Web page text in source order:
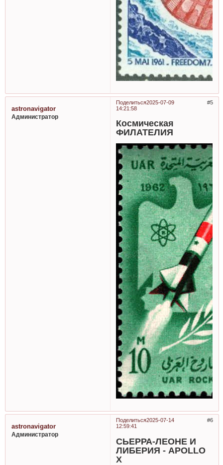
Поделиться 5
2025-07-09
14:21:58
astronavigator
Администратор
Космическая
ФИЛАТЕЛИЯ
Поделиться 6
2025-07-14
12:59:41
astronavigator
Администратор
СЬЕРРА-ЛЕОНЕ И
ЛИБЕРИЯ - APOLLO
X